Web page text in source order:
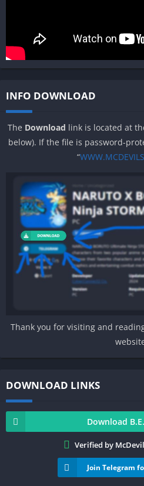
INFO DOWNLOAD
The Download link is located at
below). If the file is password-
“
Thank you for visiting and
DOWNLOAD LINKS
Download
Verified by
Join Telegram